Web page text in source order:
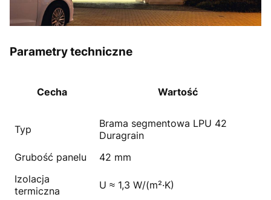
Parametry techniczne
Cecha Wartość
Typ
Brama segmentowa LPU 42
Duragrain
Grubość panelu
42 mm
Izolacja
termiczna
U ≈ 1,3 W/(m²·K)